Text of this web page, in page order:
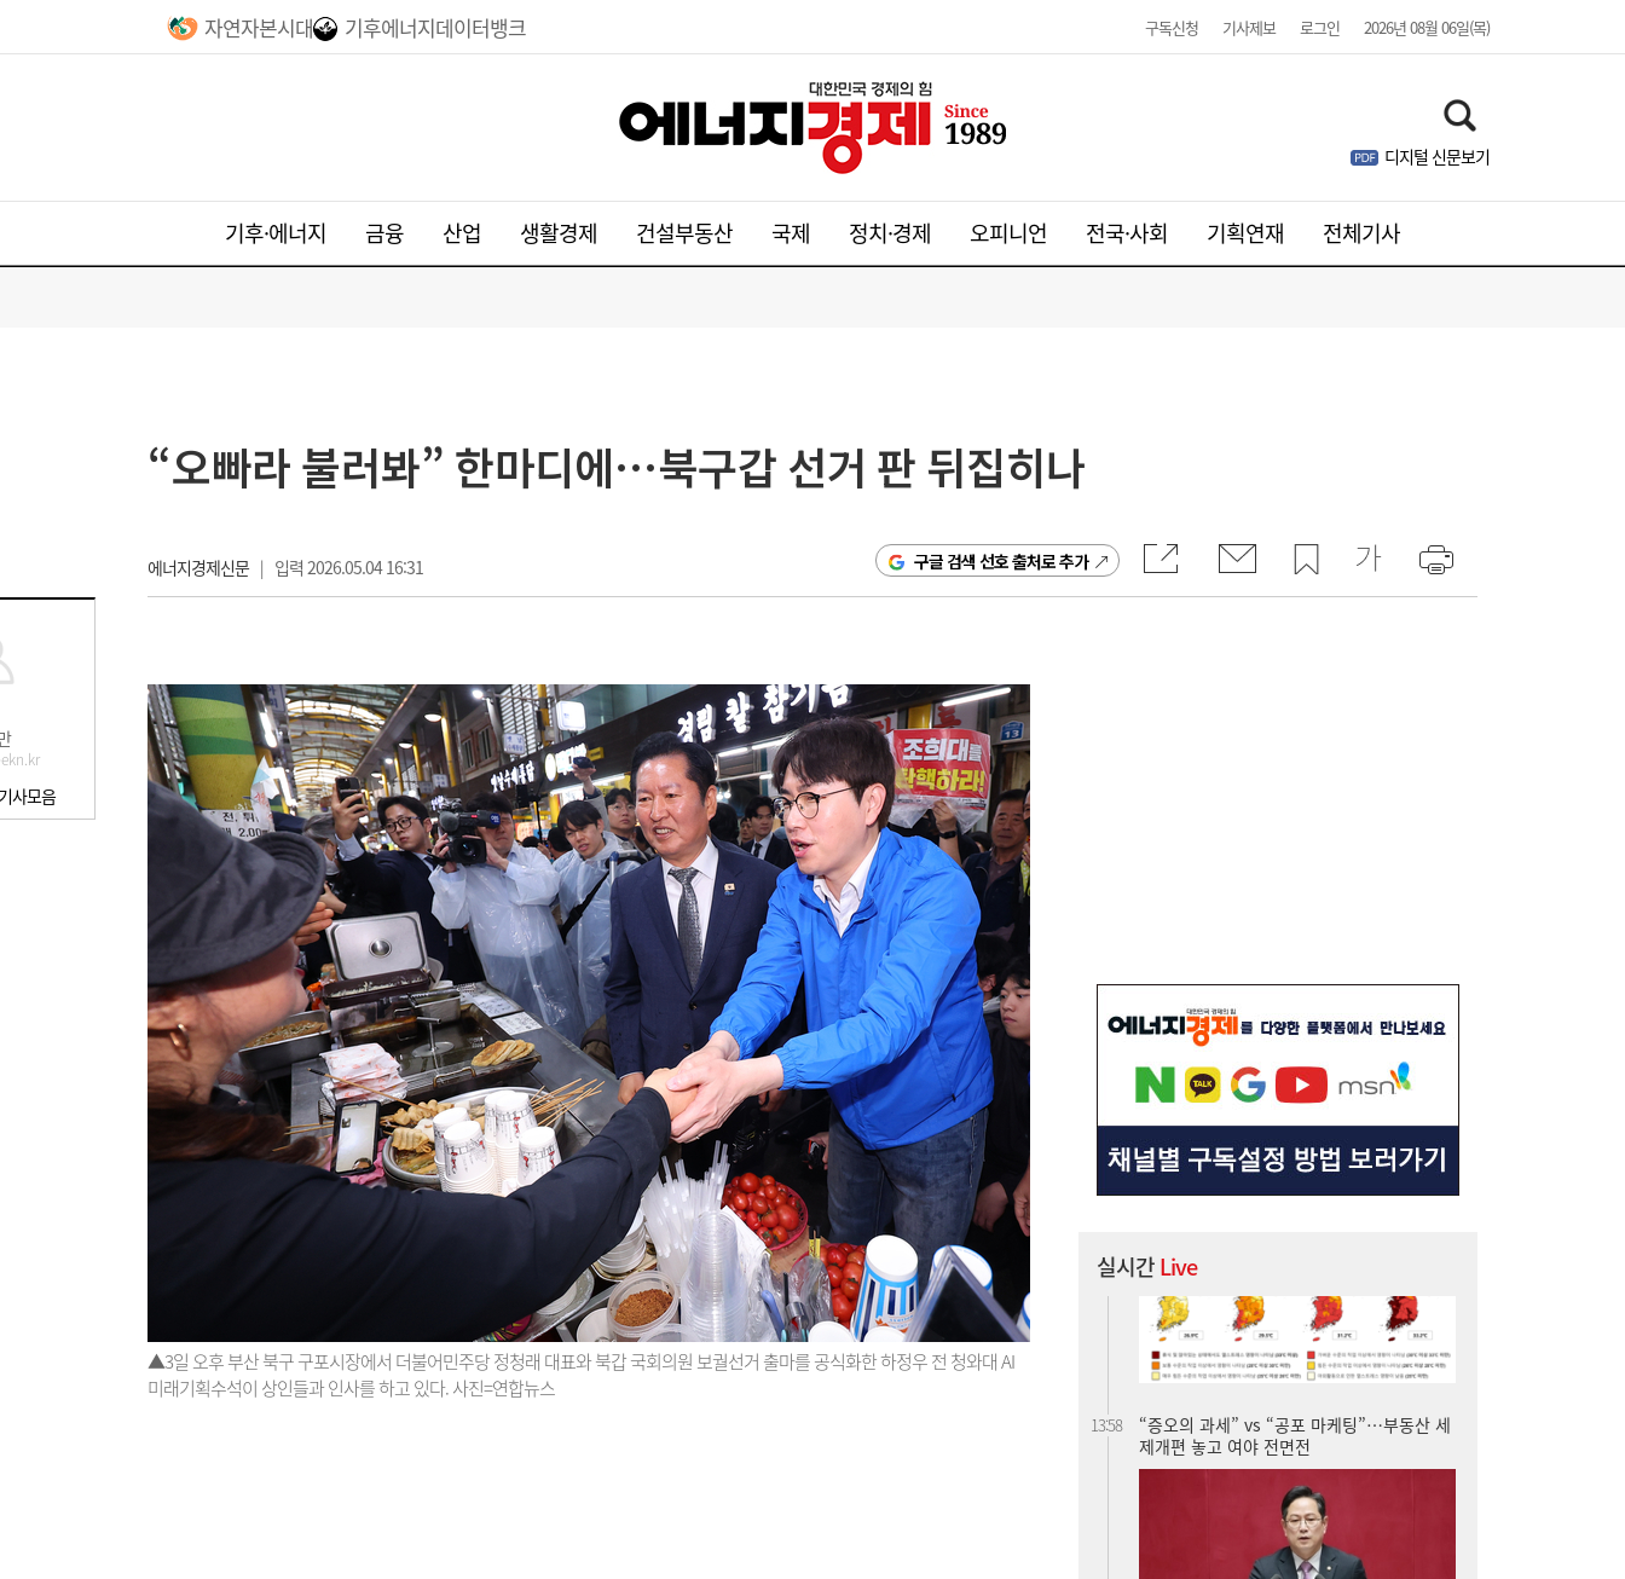
자연자본시대 기후에너지데이터뱅크 구독신청 기사제보 로그인 2026년 08월 06일(목)
디지털 신문보기
기후·에너지 금융 산업 생활경제 건설부동산 국제 정치·경제 오피니언 전국·사회 기획연재 전체기사
사모음
“오빠라 불러봐” 한마디에…북구갑 선거 판 뒤집히나
에너지경제신문| 입력 2026.05.04 16:31 구글 검색 선호 출처로 추가
▲3일 오후 부산 북구 구포시장에서 더불어민주당 정청래 대표와 북갑 국회의원 보궐선거 출마를 공식화한 하정우 전 청와대 AI
미래기획수석이 상인들과 인사를 하고 있다. 사진=연합뉴스
실시간Live
온 피해 현장 긴급 점검
‘탄소 감축’ 없으면 21세기 후반 여름, 야외서
“증오의 과세” vs “공포 마케팅”…부동산 세
제개편 놓고 여야 전면전